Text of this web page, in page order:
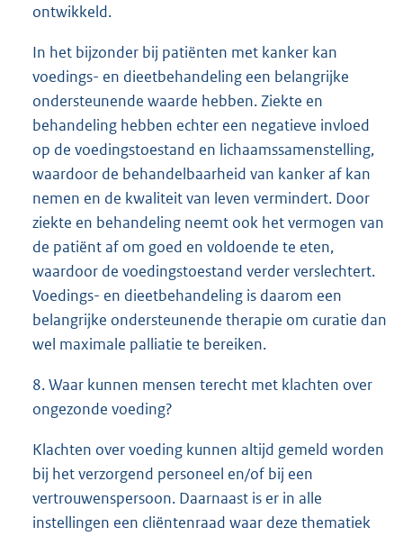
ontwikkeld.
In het bijzonder bij patiënten met kanker kan
voedings- en dieetbehandeling een belangrijke
ondersteunende waarde hebben. Ziekte en
behandeling hebben echter een negatieve invloed
op de voedingstoestand en lichaamssamenstelling,
waardoor de behandelbaarheid van kanker af kan
nemen en de kwaliteit van leven vermindert. Door
ziekte en behandeling neemt ook het vermogen van
de patiënt af om goed en voldoende te eten,
waardoor de voedingstoestand verder verslechtert.
Voedings- en dieetbehandeling is daarom een
belangrijke ondersteunende therapie om curatie dan
wel maximale palliatie te bereiken.
8. Waar kunnen mensen terecht met klachten over
ongezonde voeding?
Klachten over voeding kunnen altijd gemeld worden
bij het verzorgend personeel en/of bij een
vertrouwenspersoon. Daarnaast is er in alle
instellingen een cliëntenraad waar deze thematiek